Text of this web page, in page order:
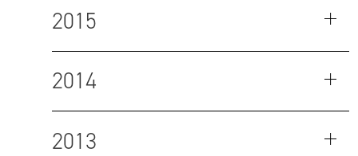
2015
2014
2013